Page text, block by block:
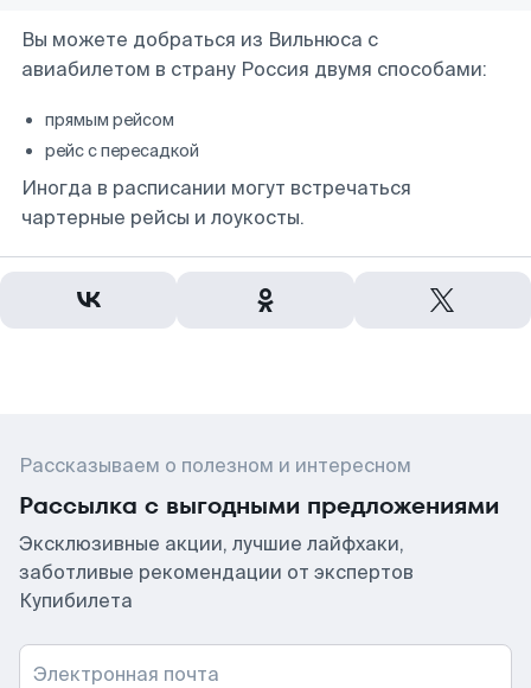
Вы можете добраться из Вильнюса с
авиабилетом в страну Россия двумя способами:
прямым рейсом
рейс с пересадкой
Иногда в расписании могут встречаться
чартерные рейсы и лоукосты.
Рассказываем о полезном и интересном
Рассылка с выгодными предложениями
Эксклюзивные акции, лучшие лайфхаки,
заботливые рекомендации от экспертов
Купибилета
Электронная почта